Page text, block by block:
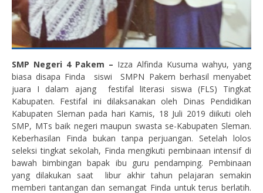
SMP Negeri 4 Pakem – Izza Alfinda Kusuma wahyu, yang
biasa disapa Finda siswi SMPN Pakem berhasil menyabet
juara I dalam ajang festifal literasi siswa (FLS) Tingkat
Kabupaten. Festifal ini dilaksanakan oleh Dinas Pendidikan
Kabupaten Sleman pada hari Kamis, 18 Juli 2019 diikuti oleh
SMP, MTs baik negeri maupun swasta se-Kabupaten Sleman.
Keberhasilan Finda bukan tanpa perjuangan. Setelah lolos
seleksi tingkat sekolah, Finda mengikuti pembinaan intensif di
bawah bimbingan bapak ibu guru pendamping. Pembinaan
yang dilakukan saat libur akhir tahun pelajaran semakin
memberi tantangan dan semangat Finda untuk terus berlatih.